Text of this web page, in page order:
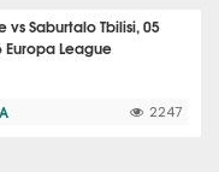
vs Saburtalo Tbilisi, 05
Europa League
2247